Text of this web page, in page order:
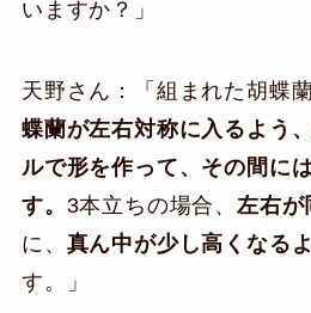
いますか？」
天野さん：「組まれた胡蝶
蝶蘭が左右対称に入るよう
ルで形を作って、その間に
す。 3本立ちの場合、 左右が
に、 真ん中が少し高くなる
す。」